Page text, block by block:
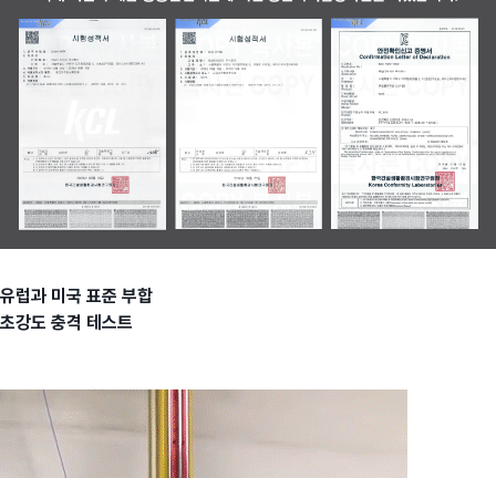
유럽과 미국 표준 부합
초강도 충격 테스트